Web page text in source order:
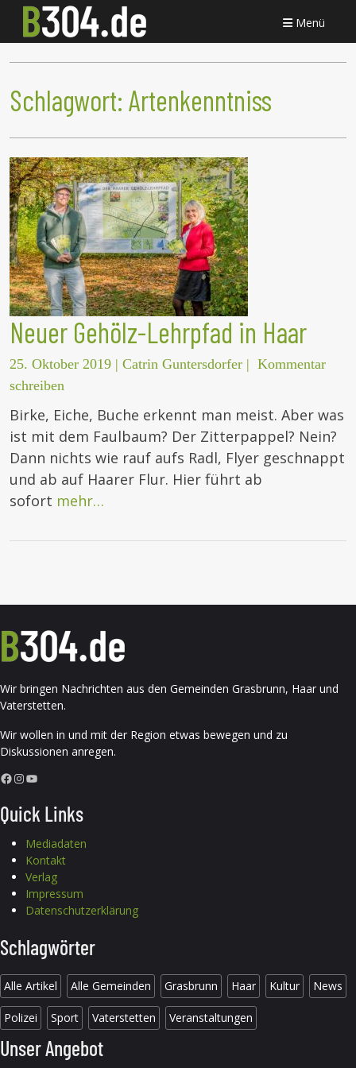
Menü
Schlagwort: Artenkenntniss
Neuer Gehölz-Lehrpfad in Haar
25. Oktober 2019 | Catrin Guntersdorfer | Kommentar
schreiben
Birke, Eiche, Buche erkennt man meist. Aber was
ist mit dem Faulbaum? Der Zitterpappel? Nein?
Dann nichts wie rauf aufs Radl, Flyer geschnappt
und ab auf Haarer Flur. Hier führt ab
sofort mehr…
Wir bringen Nachrichten aus den Gemeinden Grasbrunn, Haar und
Vaterstetten.
Wir wollen in und mit der Region etwas bewegen und zu
Diskussionen anregen.
Facebook InstagramYouTube
Quick Links
Mediadaten
Kontakt
Verlag
Impressum
Datenschutzerklärung
Schlagwörter
Alle Artikel Alle Gemeinden Grasbrunn Haar Kultur News
Polizei Sport Vaterstetten Veranstaltungen
Unser Angebot